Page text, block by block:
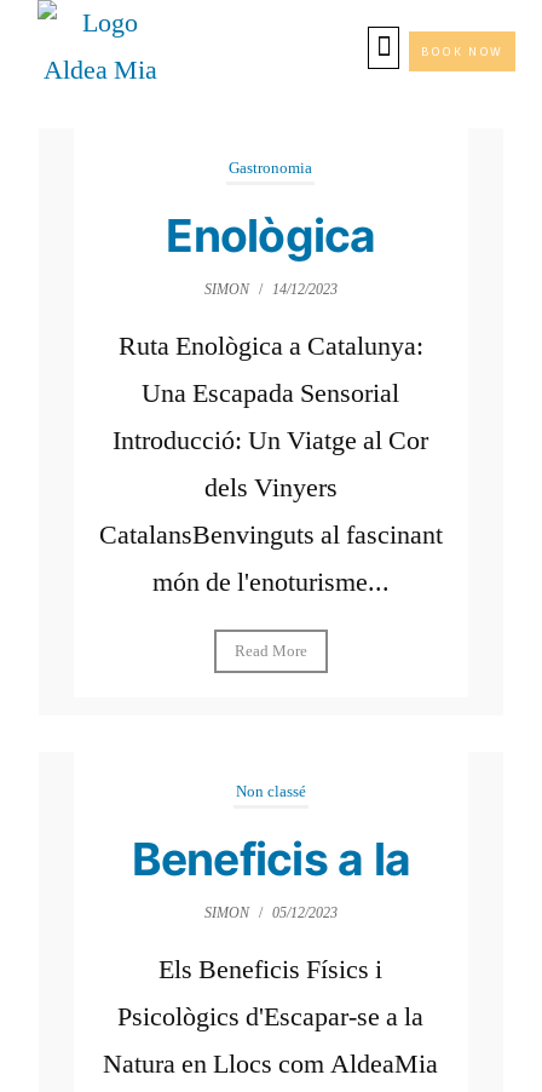
BOOK NOW
Gastronomia
Enològica
SIMON / 14/12/2023
Ruta Enològica a Catalunya:
Una Escapada Sensorial
Introducció: Un Viatge al Cor
dels Vinyers
CatalansBenvinguts al fascinant
món de l'enoturisme...
Read More
Non classé
Beneficis a la
SIMON / 05/12/2023
Els Beneficis Físics i
Psicològics d'Escapar-se a la
Natura en Llocs com AldeaMia